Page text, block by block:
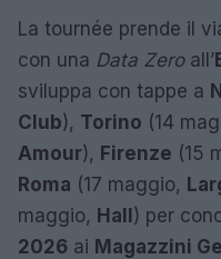
La tournée prende il
con una Data Zeroall’
sviluppa con tappe a
Club), Torino (14
Amour), Firenze (15
Roma (17 maggio,
maggio, Hall) per
2026 ai Magazzini